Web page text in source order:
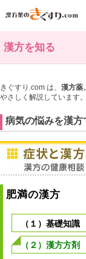
漢方を知る
きぐすり.com は、 漢方薬
やさしく解説しています。
病気の悩みを漢方
肥満の漢方
（１）基礎知識
（２）漢方方剤